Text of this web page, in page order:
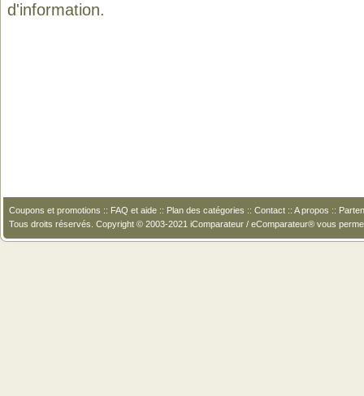
d'information.
Coupons et promotions :: FAQ et aide :: Plan des catégories :: Contact :: A propos ::
Tous droits réservés. Copyright © 2003-2021 iComparateur / eComparateur® vous